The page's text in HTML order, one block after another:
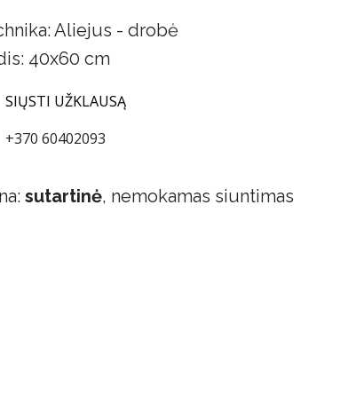
Aliejus - drobė
40x60 cm
SIŲSTI UŽKLAUSĄ
+370 60402093
sutartinė, nemokamas siuntimas